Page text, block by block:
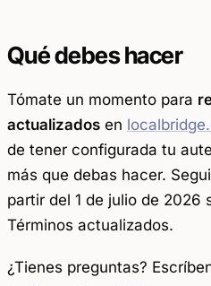
Qué debes hacer
Tómate un momento para
actualizados en
de tener configurada tu
más que debas hacer.
partir del 1 de julio de 2026
Términos actualizados.
¿Tienes preguntas?